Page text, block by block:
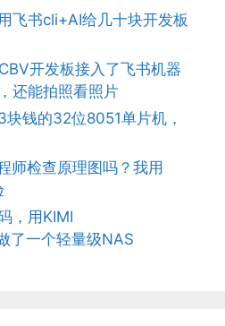
飞书cli+AI给几十块开发板
开发板接入了飞书机器
还能拍照看照片
钱的32位8051单片机，
师检查原理图吗？我用
，用KIMI
了一个轻量级NAS